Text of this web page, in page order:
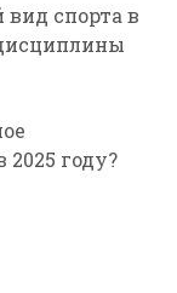
спорта в
2025 году?